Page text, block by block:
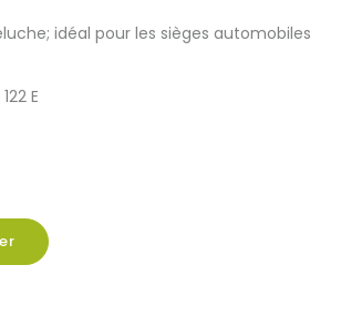
idéal pour les sièges automobiles
E